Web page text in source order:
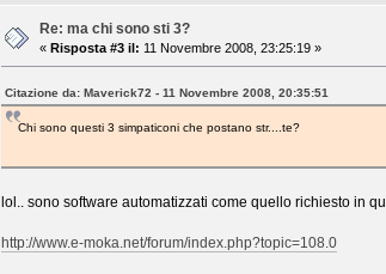
Re: ma chi sono sti 3?
«Risposta #3 il: 11 Novembre 2008, 23:25:19 »
Citazione da: Maverick72 - 11 Novembre 2008, 20:35:51
Chi sono questi 3 simpaticoni che postano str....te?
lol.. sono software automatizzati come quello richiesto in
http://www.e-moka.net/forum/index.php?topic=108.0